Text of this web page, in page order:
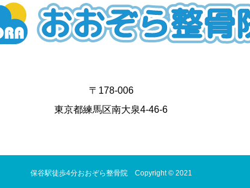
〒178-006
東京都練馬区南大泉4-46-6
保谷駅徒歩4分おおぞら整骨院 Copyright © 2021